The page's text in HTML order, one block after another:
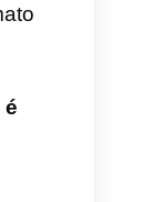
se inclui